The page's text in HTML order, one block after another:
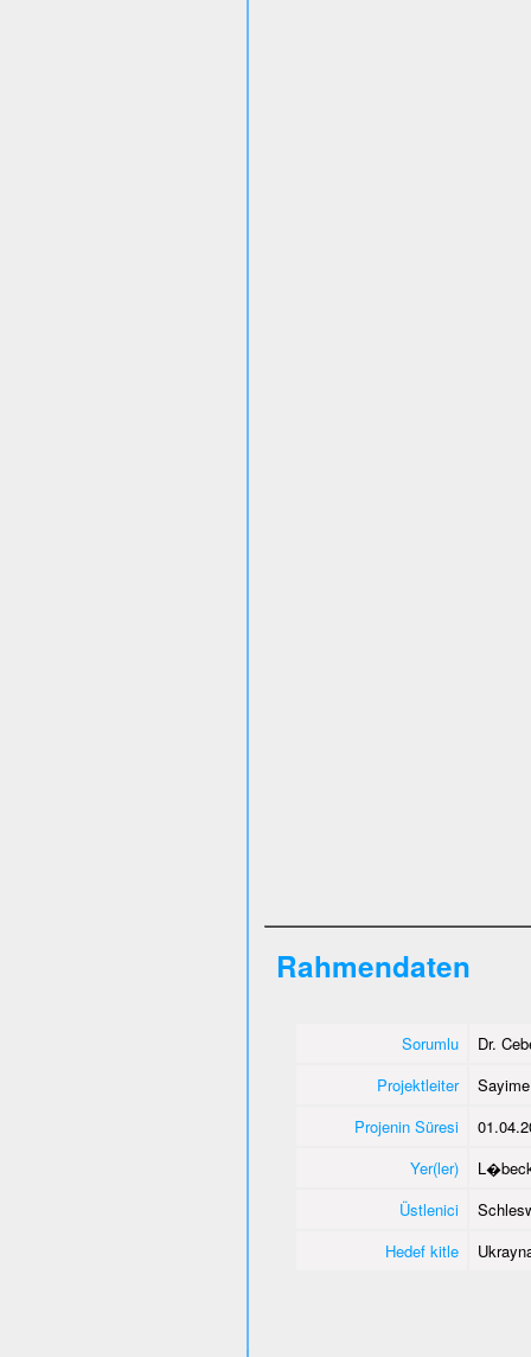
Rahmendaten
Sorumlu
Dr.
Projektleiter
Projenin Süresi
Yer(ler)
Üstlenici
Hedef kitle